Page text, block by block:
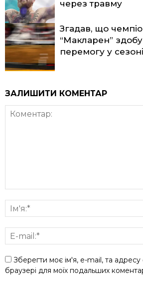
через травму
Згадав, що
“Макларен”
перемогу у
ЗАЛИШИТИ КОМЕНТАР
Зберегти моє ім'я, e-mail, та адресу
браузері для моїх подальших